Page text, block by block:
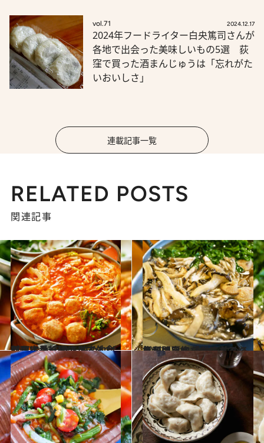
vol.71 2024.12.17
2024年フードライター白央篤司さんが
各地で出会った美味しいもの5選 荻
窪で買った酒まんじゅうは「忘れがた
いおいしさ」
連載記事一覧
RELATED POSTS
関連記事
2020.2.13
何を定番料理にして外食にするか それを決めれば料理は長く続きます
グルメ 2019.12.15
毎日の自炊「どこまでやるか問題」 それを決める権利は、あなたにある
グルメ